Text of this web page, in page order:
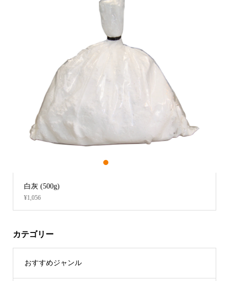
白灰 (500g)
¥1,056
1
カテゴリー
おすすめジャンル